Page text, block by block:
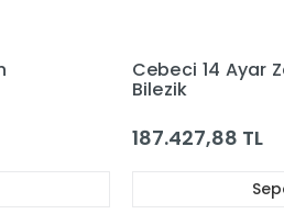
Cebeci 14 Ayar
Bilezik
65.006,97 TL